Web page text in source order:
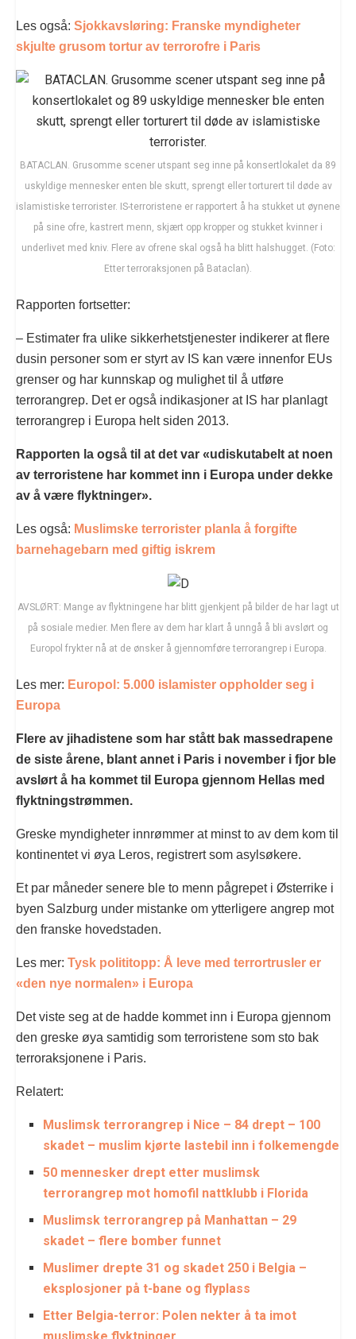
Les også: Sjokkavsløring: Franske myndigheter
skjulte grusom tortur av terrorofre i Paris
BATACLAN. Grusomme scener utspant seg inne på konsertlokalet da 89
uskyldige mennesker enten ble skutt, sprengt eller torturert til døde av
islamistiske terrorister. IS-terroristene er rapportert å ha stukket ut øynene
på sine ofre, kastrert menn, skjært opp kropper og stukket kvinner i
underlivet med kniv. Flere av ofrene skal også ha blitt halshugget. (Foto:
Etter terroraksjonen på Bataclan).
Rapporten fortsetter:
– Estimater fra ulike sikkerhetstjenester indikerer at flere
dusin personer som er styrt av IS kan være innenfor EUs
grenser og har kunnskap og mulighet til å utføre
terrorangrep. Det er også indikasjoner at IS har planlagt
terrorangrep i Europa helt siden 2013.
Rapporten la også til at det var «udiskutabelt at noen
av terroristene har kommet inn i Europa under dekke
av å være flyktninger».
Les også: Muslimske terrorister planla å forgifte
barnehagebarn med giftig iskrem
AVSLØRT: Mange av flyktningene har blitt gjenkjent på bilder de har lagt ut
på sosiale medier. Men flere av dem har klart å unngå å bli avslørt og
Europol frykter nå at de ønsker å gjennomføre terrorangrep i Europa.
Les mer: Europol: 5.000 islamister oppholder seg i
Europa
Flere av jihadistene som har stått bak massedrapene
de siste årene, blant annet i Paris i november i fjor ble
avslørt å ha kommet til Europa gjennom Hellas med
flyktningstrømmen.
Greske myndigheter innrømmer at minst to av dem kom til
kontinentet vi øya Leros, registrert som asylsøkere.
Et par måneder senere ble to menn pågrepet i Østerrike i
byen Salzburg under mistanke om ytterligere angrep mot
den franske hovedstaden.
Les mer: Tysk polititopp: Å leve med terrortrusler er
«den nye normalen» i Europa
Det viste seg at de hadde kommet inn i Europa gjennom
den greske øya samtidig som terroristene som sto bak
terroraksjonene i Paris.
Relatert:
Muslimsk terrorangrep i Nice – 84 drept – 100
skadet – muslim kjørte lastebil inn i folkemengde
50 mennesker drept etter muslimsk
terrorangrep mot homofil nattklubb i Florida
Muslimsk terrorangrep på Manhattan – 29
skadet – flere bomber funnet
Muslimer drepte 31 og skadet 250 i Belgia –
eksplosjoner på t-bane og flyplass
Etter Belgia-terror: Polen nekter å ta imot